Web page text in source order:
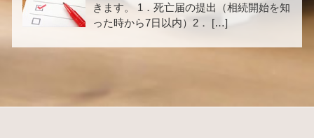
きます。 1．死亡届の提出（相続開始を知
った時から7日以内）2． […]